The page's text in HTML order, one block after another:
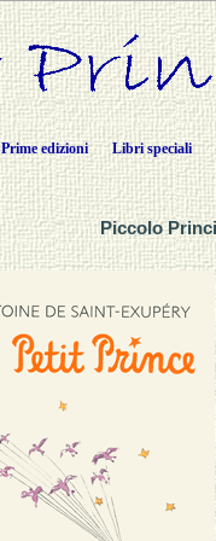
Prime edizioni Libri speciali
Piccolo